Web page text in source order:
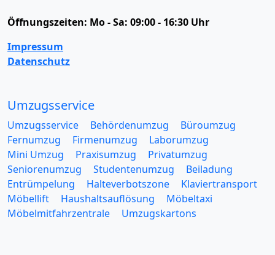
Öffnungszeiten: Mo - Sa: 09:00 - 16:30 Uhr
Impressum
Datenschutz
Umzugsservice
Umzugsservice Behördenumzug
Büroumzug
Fernumzug
Firmenumzug
Laborumzug
Mini Umzug
Praxisumzug
Privatumzug
Seniorenumzug
Studentenumzug
Beiladung
Entrümpelung
Halteverbotszone
Klaviertransport
Möbellift
Haushaltsauflösung
Möbeltaxi
Möbelmitfahrzentrale
Umzugskartons